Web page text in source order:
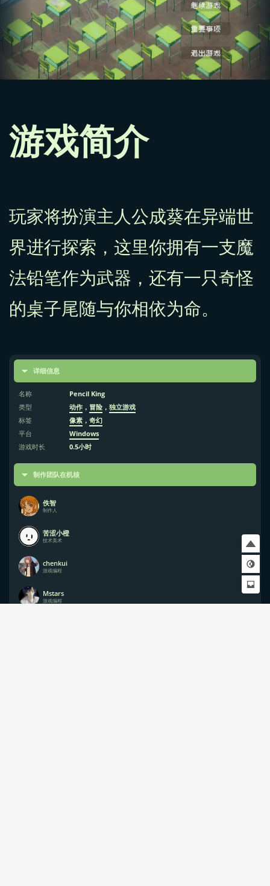
游戏简介
玩家将扮演主人公成葵在异端世
界进行探索，这里你拥有一支魔
法铅笔作为武器，还有一只奇怪
的桌子尾随与你相依为命。
详细信息
名称
Pencil King
类型
动作 ， 冒险 ， 独立游戏
标签
像素 ， 奇幻
平台
Windows
游戏时长
0.5小时
制作团队在机核
佚智
制作人
苦涩小橙
技术美术
chenkui
游戏编程
Mstars
游戏编程